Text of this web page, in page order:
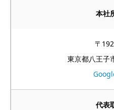
本社
〒
東京都八王子
代表